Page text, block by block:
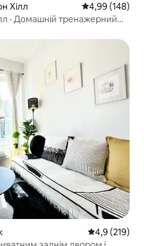
Хілл Середня
4,99 (148)
· Домашній тренажерний
Середня
4,9 (219)